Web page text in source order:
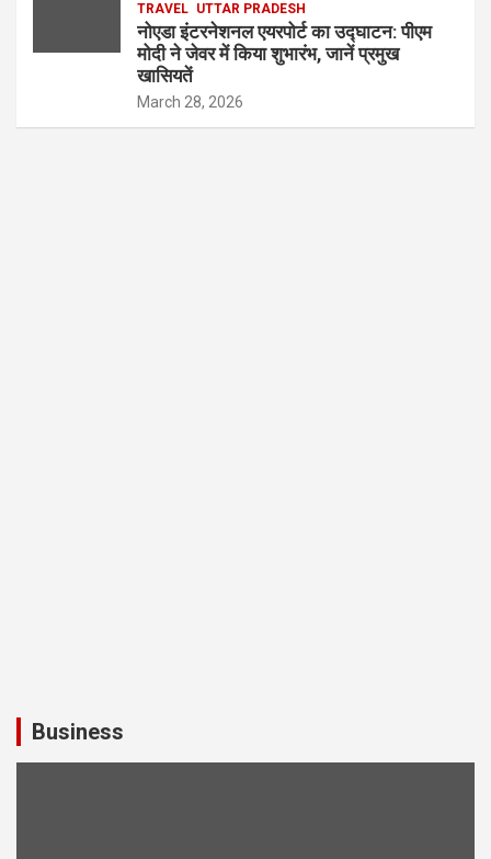
TRAVEL UTTAR PRADESH
नोएडा इंटरनेशनल एयरपोर्ट का उद्घाटन: पीएम
मोदी ने जेवर में किया शुभारंभ, जानें प्रमुख
खासियतें
March 28, 2026
Business